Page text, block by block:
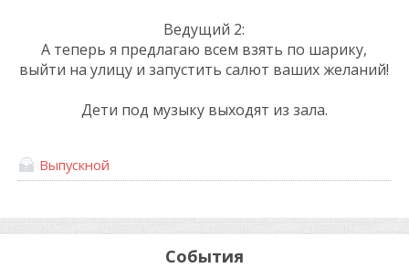
Ведущий 2:
А теперь я предлагаю всем взять по шарику,
выйти на улицу и запустить салют ваших желаний!
Дети под музыку выходят из зала.
Выпускной
События